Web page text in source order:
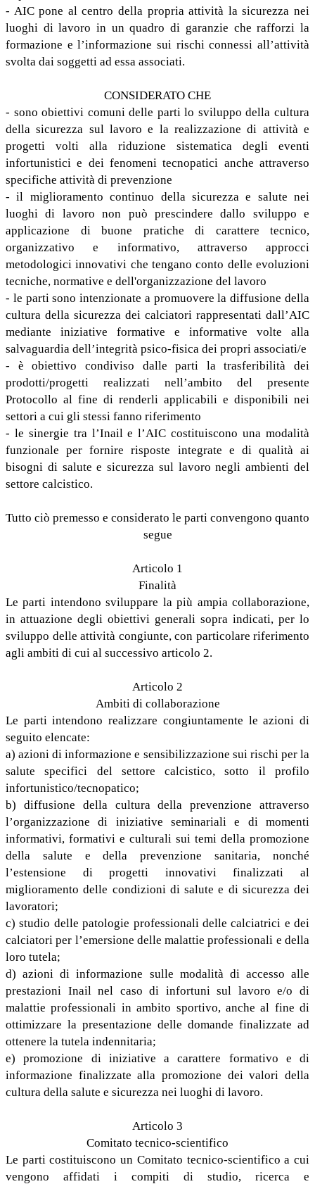
- AIC pone al centro della propria attività la sicurezza nei
luoghi di lavoro in un quadro di garanzie che rafforzi la
formazione e l’informazione sui rischi connessi all’attività
svolta dai soggetti ad essa associati.
CONSIDERATO CHE
- sono obiettivi comuni delle parti lo sviluppo della cultura
della sicurezza sul lavoro e la realizzazione di attività e
progetti volti alla riduzione sistematica degli eventi
infortunistici e dei fenomeni tecnopatici anche attraverso
specifiche attività di prevenzione
- il miglioramento continuo della sicurezza e salute nei
luoghi di lavoro non può prescindere dallo sviluppo e
applicazione di buone pratiche di carattere tecnico,
organizzativo e informativo, attraverso approcci
metodologici innovativi che tengano conto delle evoluzioni
tecniche, normative e dell'organizzazione del lavoro
- le parti sono intenzionate a promuovere la diffusione della
cultura della sicurezza dei calciatori rappresentati dall’AIC
mediante iniziative formative e informative volte alla
salvaguardia dell’integrità psico-fisica dei propri associati/e
- è obiettivo condiviso dalle parti la trasferibilità dei
prodotti/progetti realizzati nell’ambito del presente
Protocollo al fine di renderli applicabili e disponibili nei
settori a cui gli stessi fanno riferimento
- le sinergie tra l’Inail e l’AIC costituiscono una modalità
funzionale per fornire risposte integrate e di qualità ai
bisogni di salute e sicurezza sul lavoro negli ambienti del
settore calcistico.
Tutto ciò premesso e considerato le parti convengono quanto
segue
Articolo 1
Finalità
Le parti intendono sviluppare la più ampia collaborazione,
in attuazione degli obiettivi generali sopra indicati, per lo
sviluppo delle attività congiunte, con particolare riferimento
agli ambiti di cui al successivo articolo 2.
Articolo 2
Ambiti di collaborazione
Le parti intendono realizzare congiuntamente le azioni di
seguito elencate:
a) azioni di informazione e sensibilizzazione sui rischi per la
salute specifici del settore calcistico, sotto il profilo
infortunistico/tecnopatico;
b) diffusione della cultura della prevenzione attraverso
l’organizzazione di iniziative seminariali e di momenti
informativi, formativi e culturali sui temi della promozione
della salute e della prevenzione sanitaria, nonché
l’estensione di progetti innovativi finalizzati al
miglioramento delle condizioni di salute e di sicurezza dei
lavoratori;
c) studio delle patologie professionali delle calciatrici e dei
calciatori per l’emersione delle malattie professionali e della
loro tutela;
d) azioni di informazione sulle modalità di accesso alle
prestazioni Inail nel caso di infortuni sul lavoro e/o di
malattie professionali in ambito sportivo, anche al fine di
ottimizzare la presentazione delle domande finalizzate ad
ottenere la tutela indennitaria;
e) promozione di iniziative a carattere formativo e di
informazione finalizzate alla promozione dei valori della
cultura della salute e sicurezza nei luoghi di lavoro.
Articolo 3
Comitato tecnico-scientifico
Le parti costituiscono un Comitato tecnico-scientifico a cui
vengono affidati i compiti di studio, ricerca e